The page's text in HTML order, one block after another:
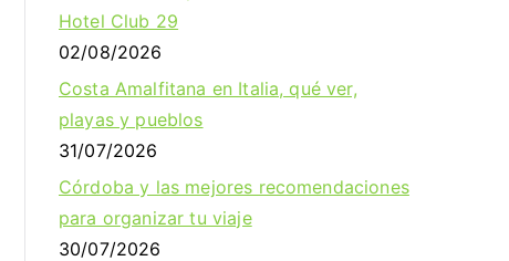
Hotel Club 29
02/08/2026
Costa Amalfitana en Italia, qué ver,
playas y pueblos
31/07/2026
Córdoba y las mejores recomendaciones
para organizar tu viaje
30/07/2026